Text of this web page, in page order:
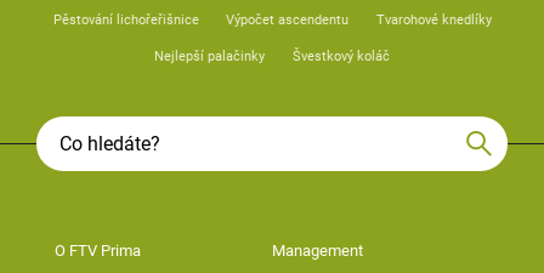
Pěstování lichořeřišnice Výpočet ascendentu Tvarohové knedlíky
Nejlepší palačinky Švestkový koláč
O FTV Prima Management